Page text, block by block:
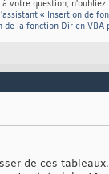
votre question, n'oubliez
« Insertion de
de la fonction Dir en VBA
de ces tableaux.